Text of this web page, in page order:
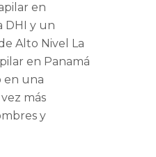
en
DHI y un
Alto Nivel La
en Panamá
en una
más
y